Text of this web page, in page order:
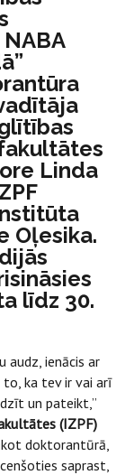
Linda
Oļesika.
līdz 30.
audz, ienācis ar
ka tev ir vai arī
un pateikt,”
(IZPF)
doktorantūrā,
saprast,